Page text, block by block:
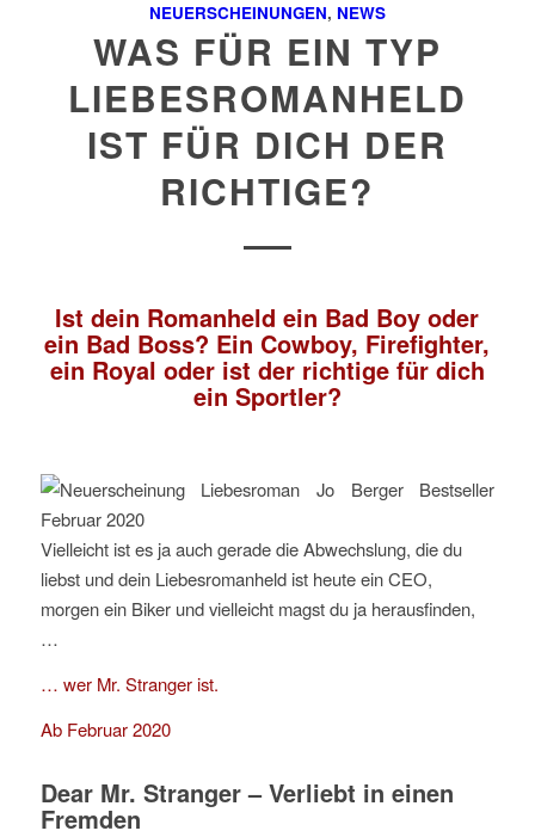
NEUERSCHEINUNGEN, NEWS
WAS FÜR EIN TYP
LIEBESROMANHELD
IST FÜR DICH DER
RICHTIGE?
Ist dein Romanheld ein Bad Boy oder
ein Bad Boss? Ein Cowboy, Firefighter,
ein Royal oder ist der richtige für dich
ein Sportler?
Vielleicht ist es ja auch gerade die Abwechslung, die du
liebst und dein Liebesromanheld ist heute ein CEO,
morgen ein Biker und vielleicht magst du ja herausfinden,
…
… wer Mr. Stranger ist.
Ab Februar 2020
Dear Mr. Stranger – Verliebt in einen
Fremden